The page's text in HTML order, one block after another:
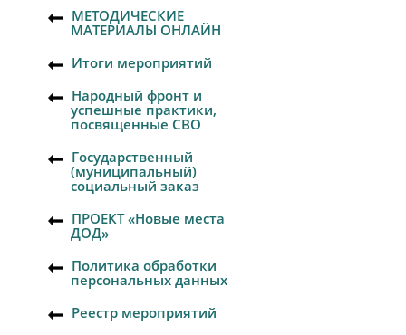
МЕТОДИЧЕСКИЕ
МАТЕРИАЛЫ ОНЛАЙН
Итоги мероприятий
Народный фронт и
успешные практики,
посвященные СВО
Государственный
(муниципальный)
социальный заказ
ПРОЕКТ «Новые места
ДОД»
Политика обработки
персональных данных
Реестр мероприятий